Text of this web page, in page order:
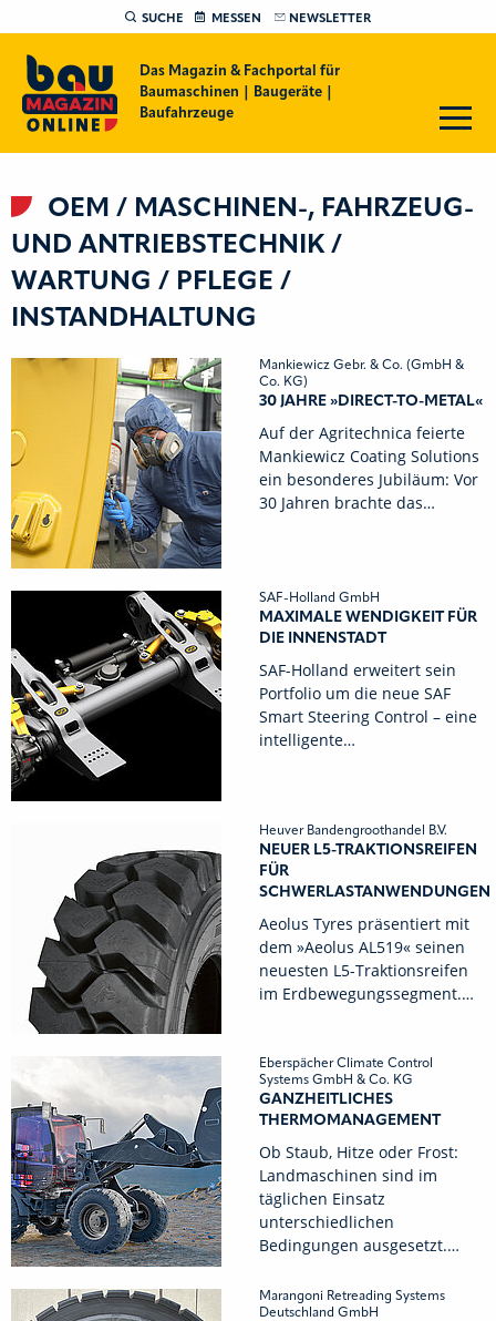
SUCHE MESSEN NEWSLETTER
Das Magazin & Fachportal für
Baumaschinen | Baugeräte |
Baufahrzeuge
OEM / MASCHINEN-, FAHRZEUG-
UND ANTRIEBSTECHNIK /
WARTUNG / PFLEGE /
INSTANDHALTUNG
Mankiewicz Gebr. & Co. (GmbH &
Co. KG)
30 JAHRE »DIRECT-TO-METAL«
Auf der Agritechnica feierte
Mankiewicz Coating Solutions
ein besonderes Jubiläum: Vor
30 Jahren brachte das…
SAF-Holland GmbH
MAXIMALE WENDIGKEIT FÜR
DIE INNENSTADT
SAF-Holland erweitert sein
Portfolio um die neue SAF
Smart Steering Control – eine
intelligente…
Heuver Bandengroothandel B.V.
NEUER L5-TRAKTIONSREIFEN
FÜR
SCHWERLASTANWENDUNGEN
Aeolus Tyres präsentiert mit
dem »Aeolus AL519« seinen
neuesten L5-Traktionsreifen
im Erdbewegungssegment.…
Eberspächer Climate Control
Systems GmbH & Co. KG
GANZHEITLICHES
THERMOMANAGEMENT
Ob Staub, Hitze oder Frost:
Landmaschinen sind im
täglichen Einsatz
unterschiedlichen
Bedingungen ausgesetzt.…
Marangoni Retreading Systems
Deutschland GmbH